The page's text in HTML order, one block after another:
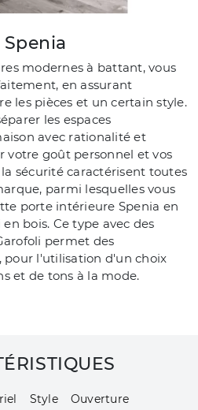
modernes à battant, vous
en assurant
les pièces et un certain style.
les espaces
avec rationalité et
votre goût personnel et vos
sécurité caractérisent toutes
parmi lesquelles vous
porte intérieure Spenia en
bois. Ce type avec des
permet des
pour l'utilisation d'un choix
et de tons à la mode.
Style Ouverture